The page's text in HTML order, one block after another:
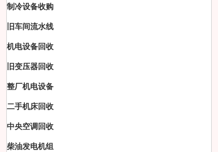
制冷设备收购
旧车间流水线
机电设备回收
旧变压器回收
整厂机电设备
二手机床回收
中央空调回收
柴油发电机组